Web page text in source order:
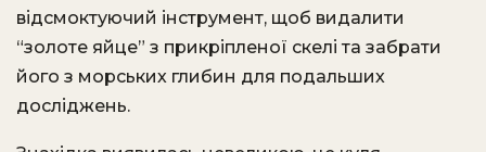
відсмоктуючий інструмент, щоб видалити
“золоте яйце” з прикріпленої скелі та забрати
його з морських глибин для подальших
досліджень.